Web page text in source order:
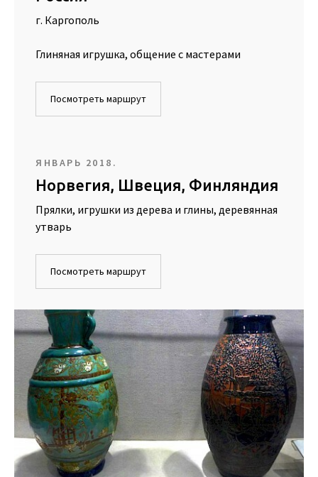
г. Каргополь
Глиняная игрушка, общение с мастерами
Посмотреть маршрут
ЯНВАРЬ 2018.
Норвегия, Швеция, Финляндия
Прялки, игрушки из дерева и глины, деревянная
утварь
Посмотреть маршрут